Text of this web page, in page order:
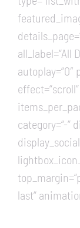
all_label=“All
autoplay=“0″
category=“-“
last“